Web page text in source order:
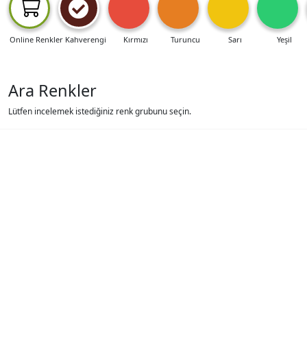
Online Renkler Kahverengi Kırmızı Turuncu Sarı Yeşil
Ara Renkler
Lütfen incelemek istediğiniz renk grubunu seçin.